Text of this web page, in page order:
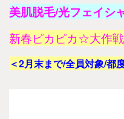
美肌脱毛/光フェイシ
新春ピカピカ☆大作戦
＜2月末まで/全員対象/都